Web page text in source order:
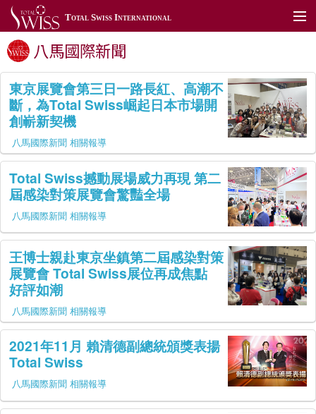
Total Swiss International
關於我們
產品展示
TSToday
利保肝藥局
全球據點
聯絡我們
全球網站
會員專區
八馬國際新聞
東京展覽會第三日一路長紅、高潮不
斷，為Total Swiss崛起日本市場開
創嶄新契機
八馬國際新聞 相關報導
Total Swiss撼動展場威力再現 第二
屆感染對策展覽會驚豔全場
八馬國際新聞 相關報導
王博士親赴東京坐鎮第二屆感染對策
展覽會 Total Swiss展位再成焦點
好評如潮
八馬國際新聞 相關報導
2021年11月 賴清德副總統頒獎表揚
Total Swiss
八馬國際新聞 相關報導